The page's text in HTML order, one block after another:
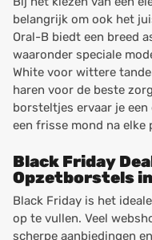
belangrijk om ook het
Oral-B biedt een breed
waaronder speciale
White voor wittere
haren voor de beste
borsteltjes ervaar je
een frisse mond na elke
Black Friday
Opzetborstels
Black Friday is het
op te vullen. Veel
scherpe aanbiedingen